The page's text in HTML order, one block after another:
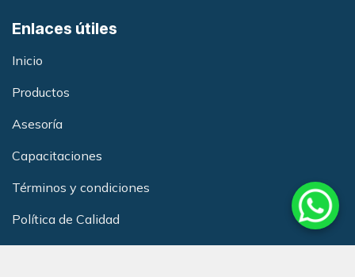
Enlaces útiles
Inicio
Productos
Asesoría
Capacitaciones
Términos y condiciones
Política de Calidad